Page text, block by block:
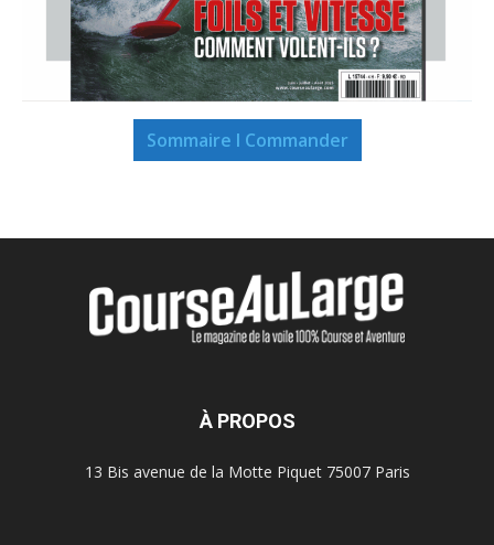
Sommaire I Commander
À PROPOS
13 Bis avenue de la Motte Piquet 75007 Paris